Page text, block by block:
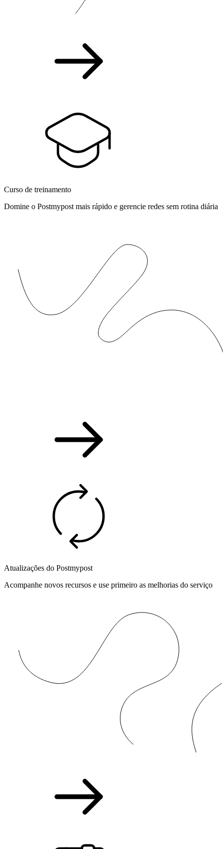
Curso de treinamento
Domine o Postmypost mais rápido e gerencie redes sem rotina diária
Atualizações do Postmypost
Acompanhe novos recursos e use primeiro as melhorias do serviço